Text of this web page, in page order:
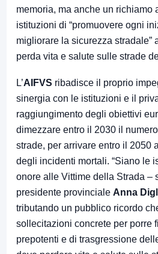
memoria, ma anche un richiamo
istituzioni di “promuovere ogni
migliorare la sicurezza stradale”
perda vita e salute sulle strade
L’AIFVS ribadisce il proprio
sinergia con le istituzioni e il
raggiungimento degli obiettivi
dimezzare entro il 2030 il
strade, per arrivare entro il 2050
degli incidenti mortali. “Siano le
onore alle Vittime della Strada –
presidente provinciale Anna
tributando un pubblico ricordo
sollecitazioni concrete per porre
prepotenti e di trasgressione